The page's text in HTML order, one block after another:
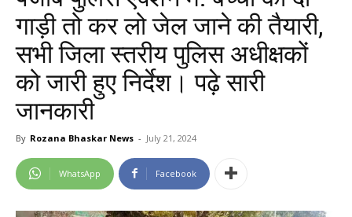
गाड़ी तो कर लो जेल जाने की तैयारी,
सभी जिला स्तरीय पुलिस अधीक्षकों
को जारी हुए निर्देश। पढ़े सारी
जानकारी
By Rozana Bhaskar News - July 21, 2024
WhatsApp Facebook